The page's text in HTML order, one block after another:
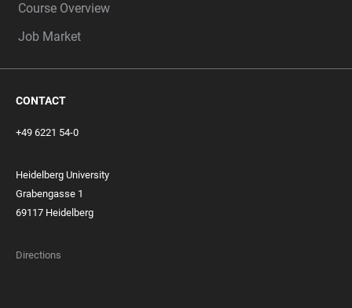
Course Overview
Job Market
CONTACT
+49 6221 54-0
Heidelberg University
Grabengasse 1
69117 Heidelberg
Directions